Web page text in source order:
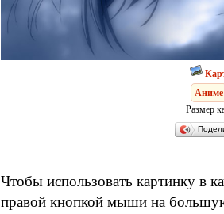
Аниме
Размер
Чтобы использовать картинку в
правой кнопкой мыши на